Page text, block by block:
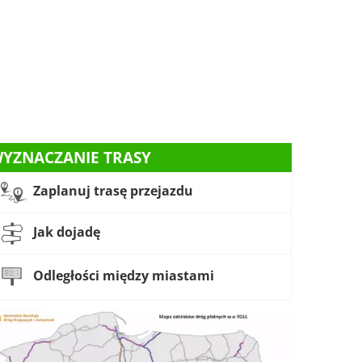
TRASY
Zaplanuj trasę przejazdu
Jak dojadę
Odległości między miastami